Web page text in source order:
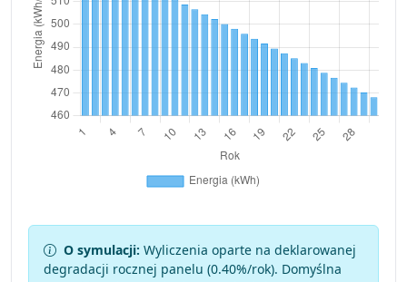
O symulacji: Wyliczenia oparte na deklarowanej
degradacji rocznej panelu (0.40%/rok). Domyślna